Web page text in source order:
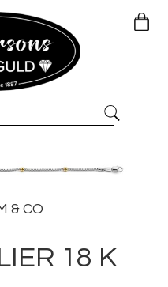
& CO
18 K